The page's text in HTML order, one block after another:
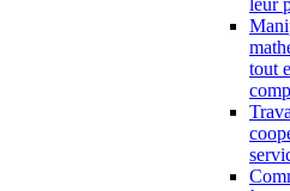
leur
tout